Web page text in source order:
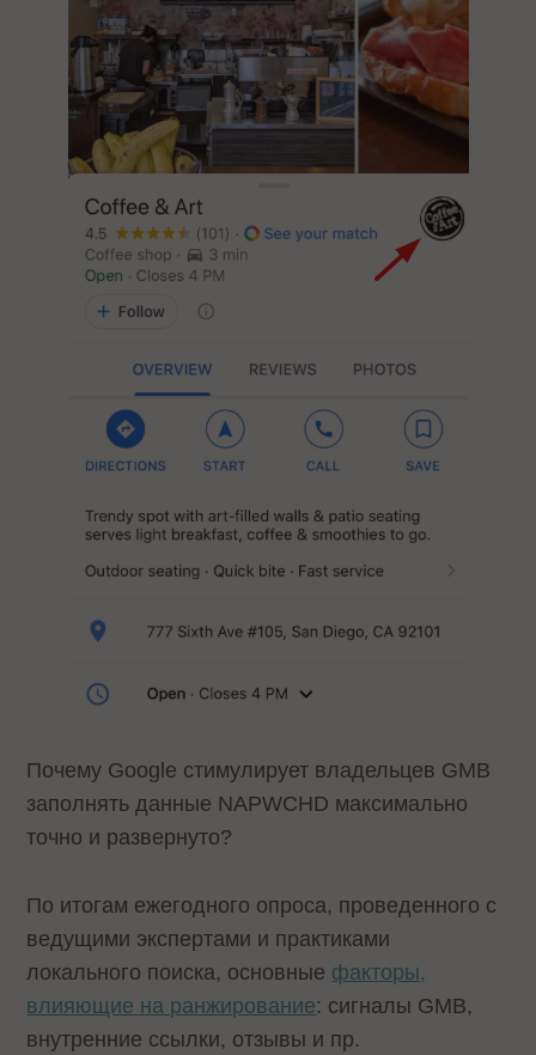
Почему Google стимулирует владельцев GMB
заполнять данные NAPWCHD максимально
точно и развернуто?
По итогам ежегодного опроса, проведенного с
ведущими экспертами и практиками
локального поиска, основные факторы,
влияющие на ранжирование: сигналы GMB,
внутренние ссылки, отзывы и пр.